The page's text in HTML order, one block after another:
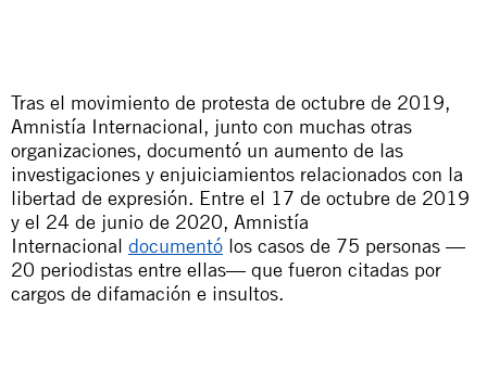
Tras el movimiento de protesta de octubre de 2019,
Amnistía Internacional, junto con muchas otras
organizaciones, documentó un aumento de las
investigaciones y enjuiciamientos relacionados con la
libertad de expresión. Entre el 17 de octubre de 2019
y el 24 de junio de 2020, Amnistía
Internacional documentó los casos de 75 personas —
20 periodistas entre ellas— que fueron citadas por
cargos de difamación e insultos.